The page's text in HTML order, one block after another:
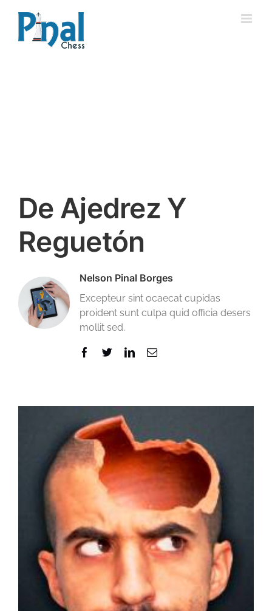
contenido
De Ajedrez Y
Reguetón
Nelson Pinal Borges
Excepteur sint ocaecat cupidas
proident sunt culpa quid officia desers
mollit sed.